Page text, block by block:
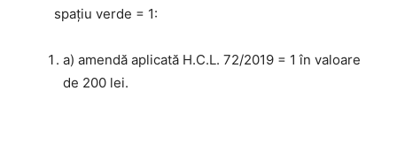
spațiu verde = 1:
a) amendă aplicată H.C.L. 72/2019 = 1 în valoare
de 200 lei.